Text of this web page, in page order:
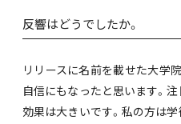
反響はどうでしたか。
リリースに名前を載せた大学
自信にもなったと思います。
効果は大きいです。私の方は